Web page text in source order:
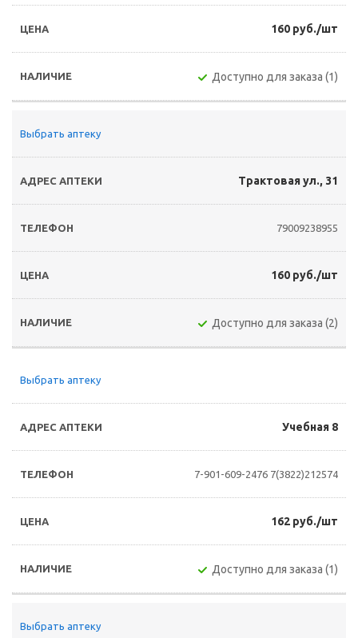
160 руб./шт
Доступно для заказа (1)
Выбрать аптеку
Трактовая ул., 31
79009238955
160 руб./шт
Доступно для заказа (2)
Выбрать аптеку
Учебная 8
7-901-609-2476 7(3822)212574
162 руб./шт
Доступно для заказа (1)
Выбрать аптеку